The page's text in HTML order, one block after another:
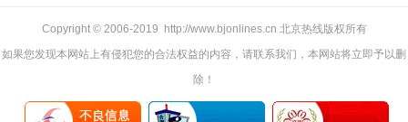
Copyright © 2006-2019 http://www.bjonlines.cn 北京热线版权所有
如果您发现本网站上有侵犯您的合法权益的内容，请联系我们，本网站将立即予以删
除！